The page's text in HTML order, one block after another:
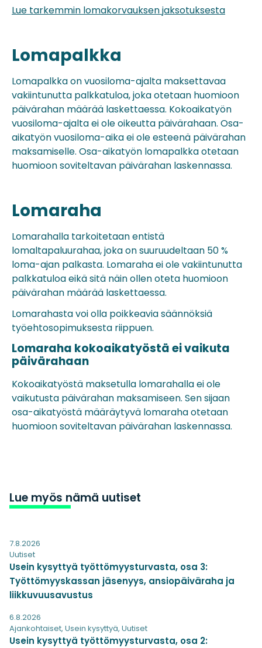
Lue myös nämä uutiset
7.8.2026
Uutiset
Usein kysyttyä työttömyysturvasta, osa 3:
Työttömyyskassan jäsenyys, ansiopäiväraha ja
liikkuvuusavustus
6.8.2026
Ajankohtaiset, Usein kysyttyä, Uutiset
Usein kysyttyä työttömyysturvasta, osa 2:
Lue tarkemmin lomakorvauksen jaksotuksesta
Lomapalkka
Lomapalkka on vuosiloma-ajalta maksettavaa
vakiintunutta palkkatuloa, joka otetaan huomioon
päivärahan määrää laskettaessa. Kokoaikatyön
vuosiloma-ajalta ei ole oikeutta päivärahaan. Osa-
aikatyön vuosiloma-aika ei ole esteenä päivärahan
maksamiselle. Osa-aikatyön lomapalkka otetaan
huomioon soviteltavan päivärahan laskennassa.
Lomaraha
Lomarahalla tarkoitetaan entistä
lomaltapaluurahaa, joka on suuruudeltaan 50 %
loma-ajan palkasta. Lomaraha ei ole vakiintunutta
palkkatuloa eikä sitä näin ollen oteta huomioon
päivärahan määrää laskettaessa.
Lomarahasta voi olla poikkeavia säännöksiä
työehtosopimuksesta riippuen.
Lomaraha kokoaikatyöstä ei vaikuta
päivärahaan
Kokoaikatyöstä maksetulla lomarahalla ei ole
vaikutusta päivärahan maksamiseen. Sen sijaan
osa-aikatyöstä määräytyvä lomaraha otetaan
huomioon soviteltavan päivärahan laskennassa.